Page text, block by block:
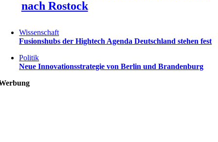
nach Rostock
Wissenschaft
Fusionshubs der Hightech Agenda Deutschland stehen fest
Politik
Neue Innovationsstrategie von Berlin und Brandenburg